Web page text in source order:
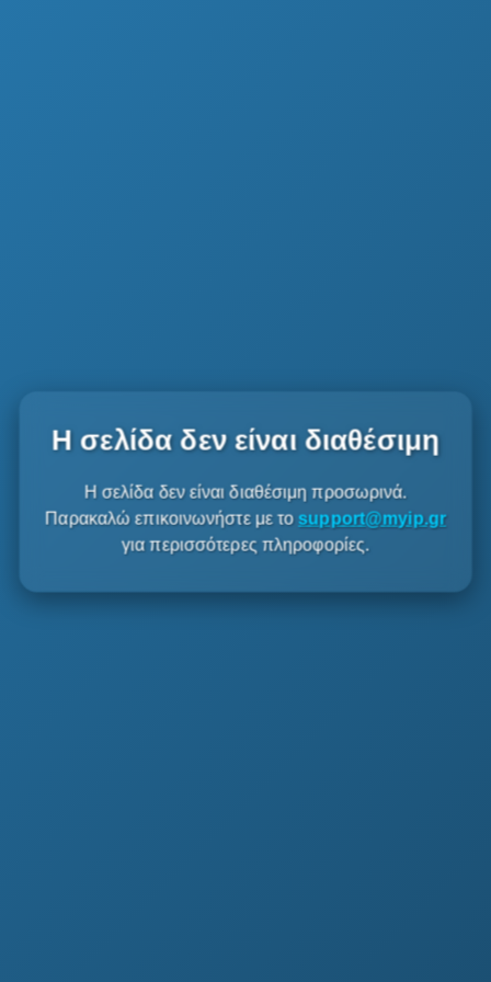
Η σελίδα δεν είναι διαθέσιμη
Η σελίδα δεν είναι διαθέσιμη προσωρινά.
Παρακαλώ επικοινωνήστε με τοsupport@myip.gr
για περισσότερες πληροφορίες.